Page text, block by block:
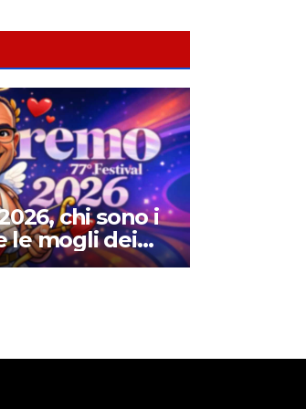
chi sono i
le mogli dei
gara: amori,